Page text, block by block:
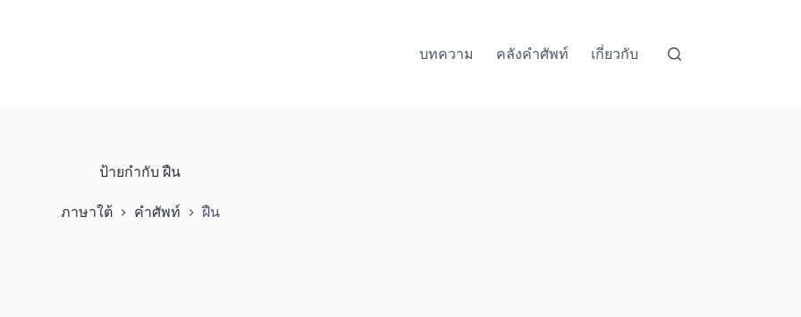
บทความ คลังคำศัพท์ เกี่ยวกับ
ป้ายกำกับ ฝืน
ภาษาใต้ คำศัพท์ ฝืน